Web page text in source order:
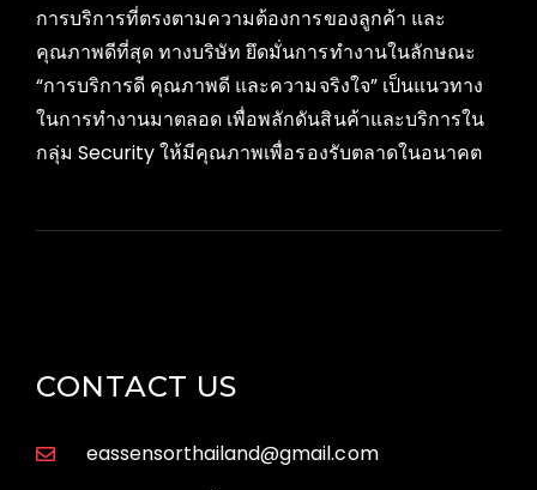
การบริการที่ตรงตามความต้องการของลูกค้า และ
คุณภาพดีที่สุด ทางบริษัท ยึดมั่นการทำงานในลักษณะ
“การบริการดี คุณภาพดี และความจริงใจ” เป็นแนวทาง
ในการทำงานมาตลอด เพื่อพลักดันสินค้าและบริการใน
กลุ่ม Security ให้มีคุณภาพเพื่อรองรับตลาดในอนาคต
CONTACT US
eassensorthailand@gmail.com